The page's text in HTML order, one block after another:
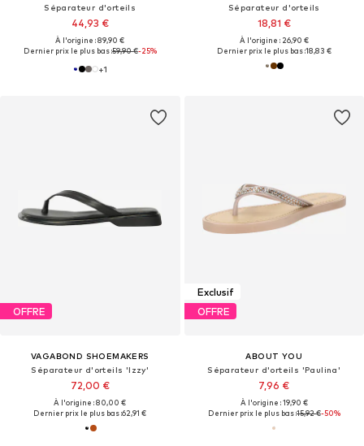
Séparateur d'orteils
44,93 €
À l'origine : 89,90 €
Dernier prix le plus bas :59,90 €-25%
+1
Séparateur d'orteils
18,81 €
À l'origine : 26,90 €
Dernier prix le plus bas :18,83 €
OFFRE
VAGABOND SHOEMAKERS
Séparateur d'orteils 'Izzy'
72,00 €
À l'origine : 80,00 €
Dernier prix le plus bas :62,91 €
Exclusif
OFFRE
ABOUT YOU
Séparateur d'orteils 'Paulina'
7,96 €
À l'origine : 19,90 €
Dernier prix le plus bas :15,92 €-50%